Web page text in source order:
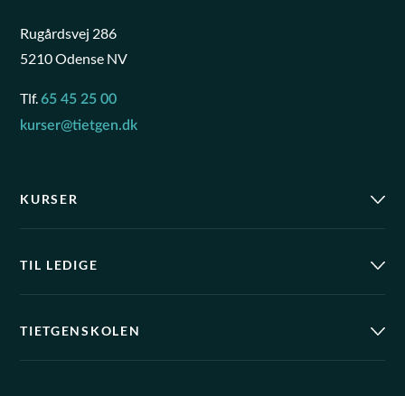
Rugårdsvej 286
5210 Odense NV
Tlf.65 45 25 00
kurser@tietgen.dk
KURSER
TIL LEDIGE
TIETGENSKOLEN